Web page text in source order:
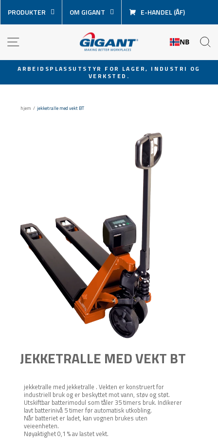
over
innhold
PRODUKTER OM GIGANT E-HANDEL (ÅF)
NB
Sett
ARBEIDSPLASSUTSTYR FOR LAGER, INDUSTRI OG
VERKSTED.
hjem / jekketralle med vekt BT
JEKKETRALLE MED VEKT BT
jekketralle med jekketralle . Vekten er konstruert for
industriell bruk og er beskyttet mot vann, støv og støt.
Utskiftbar batterimodul som tåler 35 timers bruk. Indikerer
lavt batterinivå 5 timer før automatisk utkobling.
Når batteriet er ladet, kan vognen brukes uten
veieenheten.
Nøyaktighet 0,1 % av lastet vekt.